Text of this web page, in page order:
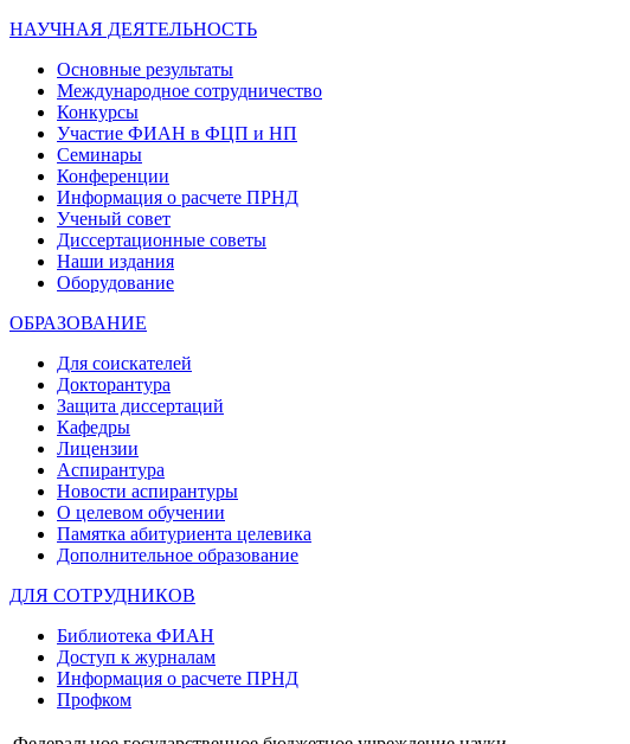
НАУЧНАЯ ДЕЯТЕЛЬНОСТЬ
Основные результаты
Международное сотрудничество
Конкурсы
Участие ФИАН в ФЦП и НП
Семинары
Конференции
Информация о расчете ПРНД
Ученый совет
Диссертационные советы
Наши издания
Оборудование
ОБРАЗОВАНИЕ
Для соискателей
Докторантура
Защита диссертаций
Кафедры
Лицензии
Аспирантура
Новости аспирантуры
О целевом обучении
Памятка абитуриента целевика
Дополнительное образование
ДЛЯ СОТРУДНИКОВ
Библиотека ФИАН
Доступ к журналам
Информация о расчете ПРНД
Профком